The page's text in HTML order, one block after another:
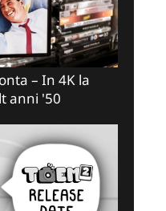
– In 4K la
anni '50